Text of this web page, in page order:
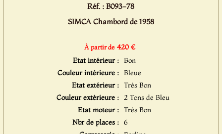
Réf. : B093-78
SIMCA Chambord de 1958
À partir de 420 €
Etat intérieur : Bon
Couleur intérieure : Bleue
Etat extérieur : Très Bon
Couleur extérieure : 2 Tons de Bleu
Etat moteur : Très Bon
Nbr de places : 6